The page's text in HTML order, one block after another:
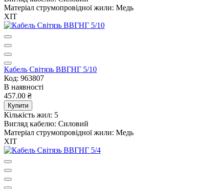
Матеріал струмопровідної жили: Медь
ХІТ
Кабель Світязь ВВГНГ 5/10
Код: 963807
В наявності
457.00 ₴
Купити
Кількість жил: 5
Вигляд кабелю: Силовий
Матеріал струмопровідної жили: Медь
ХІТ